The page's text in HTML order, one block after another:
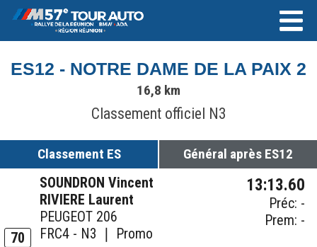
ES12 - NOTRE DAME DE LA PAIX 2
16,8 km
Classement officiel N3
Classement ES Général après ES12
70
SOUNDRON Vincent
RIVIERE Laurent
PEUGEOT 206
FRC4 - N3 ❘ Promo
13:13.60
Préc: -
Prem: -